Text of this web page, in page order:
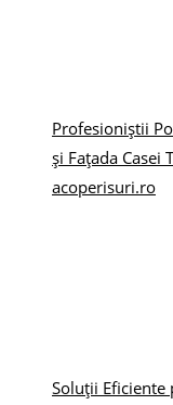
Profesioniștii
și Fațada Casei
acoperisuri.ro
Soluții Eficiente